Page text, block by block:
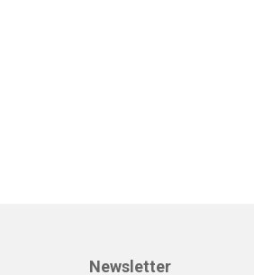
Newsletter